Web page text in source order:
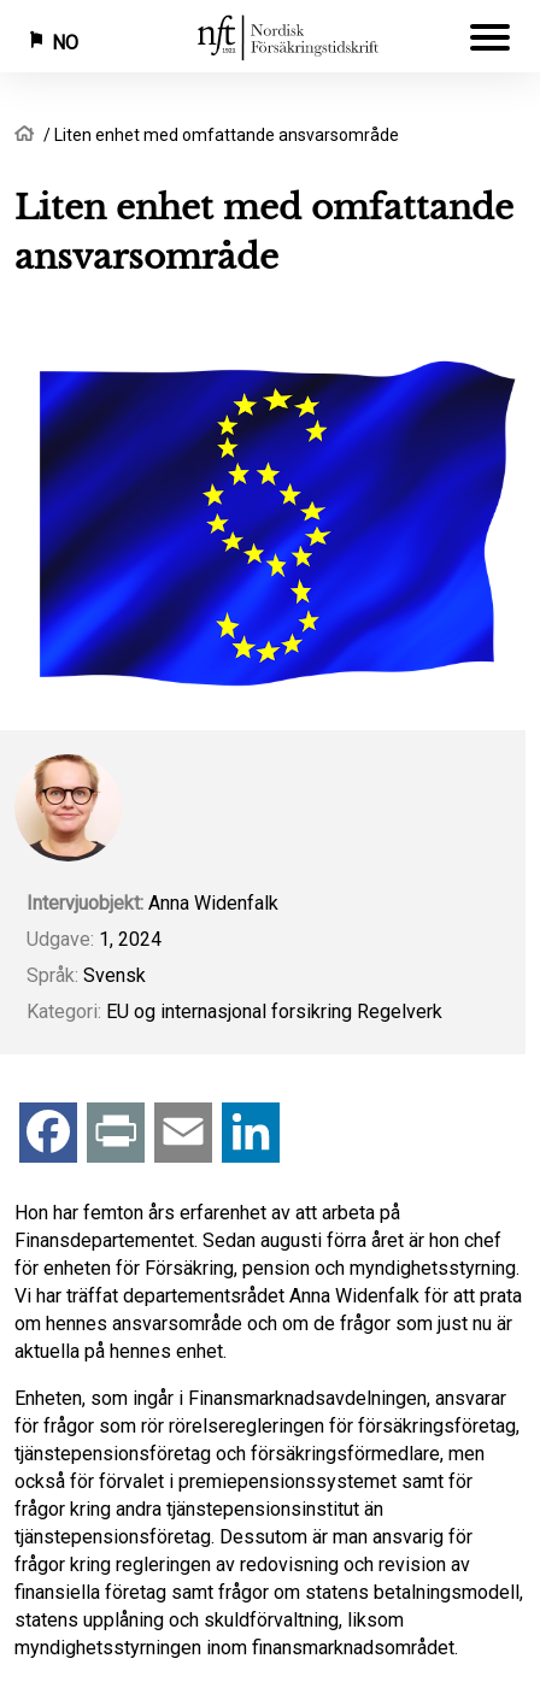
Hopp
hovedinnhold
NO
Navigasjonssti
Hjem
Liten enhet med omfattande ansvarsområde
Liten enhet med omfattande
ansvarsområde
Intervjuobjekt: Anna Widenfalk
Udgave: 1, 2024
Språk: Svensk
Kategori: EU og internasjonal forsikring Regelverk
c
e
b
o
o
k
i
n
t
a
i
l
n
k
d
I
n
Hon har femton års erfarenhet av att arbeta på
Finansdepartementet. Sedan augusti förra året är hon chef
för enheten för Försäkring, pension och myndighetsstyrning.
Vi har träffat departementsrådet Anna Widenfalk för att prata
om hennes ansvarsområde och om de frågor som just nu är
aktuella på hennes enhet.
Enheten, som ingår i Finansmarknadsavdelningen, ansvarar
för frågor som rör rörelseregleringen för försäkringsföretag,
tjänstepensionsföretag och försäkringsförmedlare, men
också för förvalet i premiepensionssystemet samt för
frågor kring andra tjänstepensionsinstitut än
tjänstepensionsföretag. Dessutom är man ansvarig för
frågor kring regleringen av redovisning och revision av
finansiella företag samt frågor om statens betalningsmodell,
statens upplåning och skuldförvaltning, liksom
myndighetsstyrningen inom finansmarknadsområdet.